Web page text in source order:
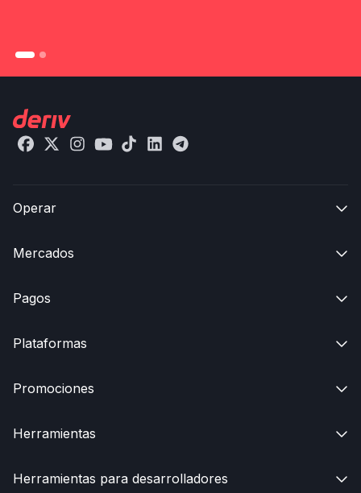
Operar 
Mercados 
Pagos 
Plataformas 
Promociones 
Herramientas 
Herramientas para desarrolladores 